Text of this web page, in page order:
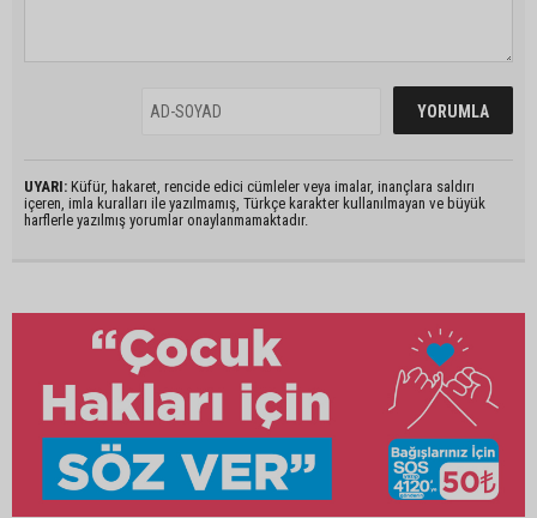
UYARI: Küfür, hakaret, rencide edici cümleler veya imalar, inançlara saldırı
içeren, imla kuralları ile yazılmamış, Türkçe karakter kullanılmayan ve büyük
harflerle yazılmış yorumlar onaylanmamaktadır.